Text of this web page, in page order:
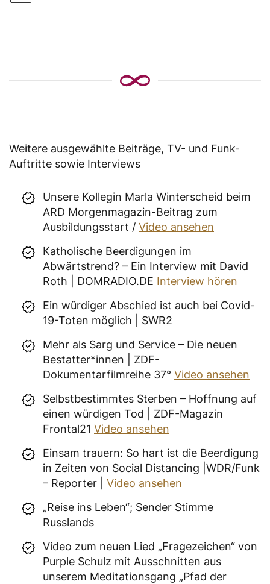
Weitere ausgewählte Beiträge, TV- und Funk-
Auftritte sowie Interviews
Unsere Kollegin Marla Winterscheid beim
ARD Morgenmagazin-Beitrag zum
Ausbildungsstart / Video ansehen
Katholische Beerdigungen im
Abwärtstrend? – Ein Interview mit David
Roth | DOMRADIO.DE Interview hören
Ein würdiger Abschied ist auch bei Covid-
19-Toten möglich | SWR2
Mehr als Sarg und Service – Die neuen
Bestatter*innen | ZDF-
Dokumentarfilmreihe 37° Video ansehen
Selbstbestimmtes Sterben – Hoffnung auf
einen würdigen Tod | ZDF-Magazin
Frontal21 Video ansehen
Einsam trauern: So hart ist die Beerdigung
in Zeiten von Social Distancing |WDR/Funk
– Reporter | Video ansehen
„Reise ins Leben“; Sender Stimme
Russlands
Video zum neuen Lied „Fragezeichen“ von
Purple Schulz mit Ausschnitten aus
unserem Meditationsgang „Pfad der